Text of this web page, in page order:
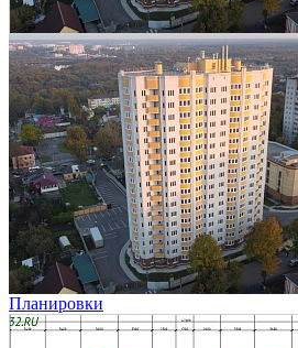
Планировки